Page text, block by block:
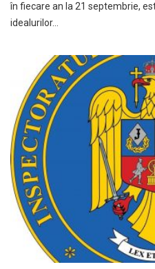
în fiecare an la 21 septembrie,
idealurilor…